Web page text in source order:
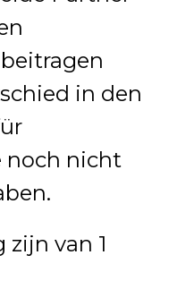
in den
noch nicht